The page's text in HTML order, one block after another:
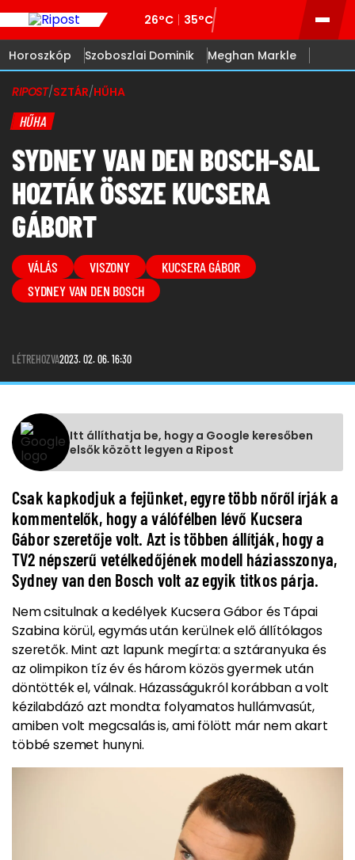
26°C 35°C
Horoszkóp Szoboszlai Dominik Meghan Markle
RIPOST/SZTÁR/HŰHA
HŰHA
SYDNEY VAN DEN BOSCH-SAL
HOZTÁK ÖSSZE KUCSERA
GÁBORT
VÁLÁS VISZONY
KUCSERA GÁBOR
SYDNEY VAN DEN BOSCH
LÉTREHOZVA2023. 02. 06. 16:30
Itt állíthatja be, hogy a Google keresőben
elsők között legyen a Ripost
Csak kapkodjuk a fejünket, egyre több nőről írják a
kommentelők, hogy a válófélben lévő Kucsera
Gábor szeretője volt. Azt is többen állítják, hogy a
TV2 népszerű vetélkedőjének modell háziasszonya,
Sydney van den Bosch volt az egyik titkos párja.
Nem csitulnak a kedélyek Kucsera Gábor és Tápai
Szabina körül, egymás után kerülnek elő állítólagos
szeretők. Mint azt lapunk megírta: a sztáranyuka és
az olimpikon tíz év és három közös gyermek után
döntötték el, válnak. Házasságukról korábban a volt
kézilabdázó azt mondta: folyamatos hullámvasút,
amiben volt megcsalás is, ami fölött már nem akart
többé szemet hunyni.